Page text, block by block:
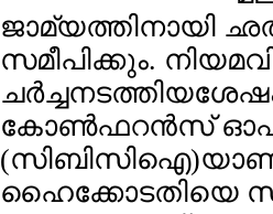
ജാമ്യത്തിനായി
സമീപിക്കും.
കോണ്‍ഫറന്‍സ്
(സിബിസിഐ)യാണ്
ഹൈക്കോടതിയെ